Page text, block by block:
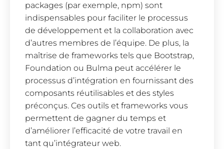
packages (par exemple, npm) sont
indispensables pour faciliter le processus
de développement et la collaboration avec
d’autres membres de l’équipe. De plus, la
maîtrise de frameworks tels que Bootstrap,
Foundation ou Bulma peut accélérer le
processus d’intégration en fournissant des
composants réutilisables et des styles
préconçus. Ces outils et frameworks vous
permettent de gagner du temps et
d’améliorer l’efficacité de votre travail en
tant qu’intégrateur web.